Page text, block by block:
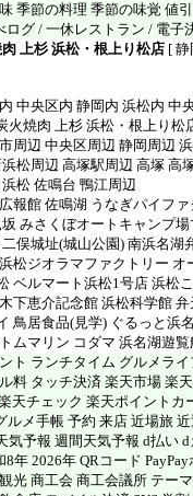
季節の料理 季節の味覚 値引
ログ / 一休レストラン / 電子
上杉 浜松・根上り松店 [
中央区内 静岡内 浜松内 中
火焼肉 上杉 浜松・根上り松
周辺 中央区周辺 静岡周辺
松周辺 高塚駅周辺 高塚 高
松 佐鳴台 鴨江周辺
報館 佐鳴湖 うなぎパイフ
みさくぼオートキャンプ
俣城址(城山公園) 南浜名湖
松ジオラマファクトリー
ベルマート浜松1号店 浜松
下恵介記念館 浜松科学館
鳥居食品(見学) ぐるっと浜
ムマリン コダマ 浜名湖遊覧
ト ランチタイム グルメライ
料 タッチ決済 楽天市場 楽
天チェック 楽天ポイントカ
ルメ手帳 予約 来店 近場旅
気予報 週間天気予報 d払い d
年 2026年 QRコード
光 商工会 商工会議所 テー